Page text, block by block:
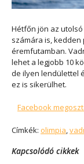
Hétfőn jön az
számára is, kedden
éremfutamban.
lehet a legjobb 10
de ilyen lendülettel
ez is sikerülhet.
Facebook
Címkék: olimpia,
Kapcsolódó cikkek